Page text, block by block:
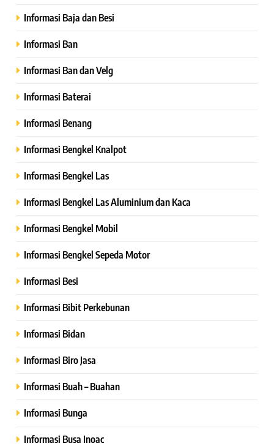
Informasi Baja dan Besi
Informasi Ban
Informasi Ban dan Velg
Informasi Baterai
Informasi Benang
Informasi Bengkel Knalpot
Informasi Bengkel Las
Informasi Bengkel Las Aluminium dan Kaca
Informasi Bengkel Mobil
Informasi Bengkel Sepeda Motor
Informasi Besi
Informasi Bibit Perkebunan
Informasi Bidan
Informasi Biro Jasa
Informasi Buah – Buahan
Informasi Bunga
Informasi Busa Inoac